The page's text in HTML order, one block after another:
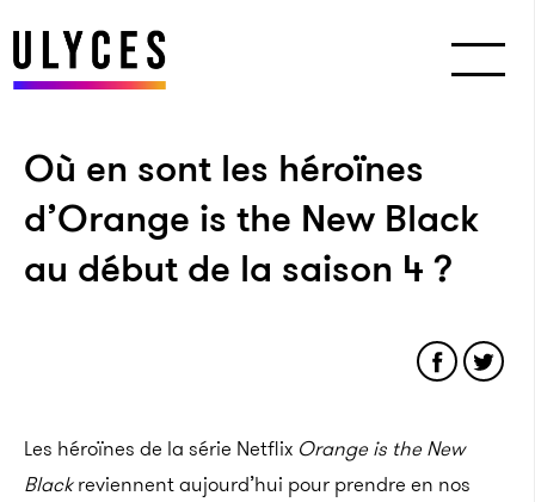
Où en sont les héroïnes
d’Orange is the New Black
au début de la saison 4 ?
Les héroïnes de la série Netflix Orange is the New
Blackreviennent aujourd’hui pour prendre en nos